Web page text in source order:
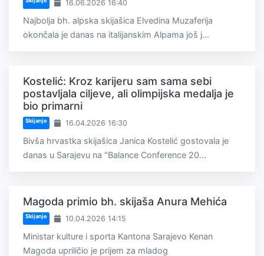
16.06.2026 16:40
Najbolja bh. alpska skijašica Elvedina Muzaferija
okončala je danas na italijanskim Alpama još j...
Kostelić: Kroz karijeru sam sama sebi
postavljala ciljeve, ali olimpijska medalja je
bio primarni
Skijanje 16.04.2026 16:30
Bivša hrvastka skijašica Janica Kostelić gostovala je
danas u Sarajevu na "Balance Conference 20...
Magoda primio bh. skijaša Anura Mehića
Skijanje 10.04.2026 14:15
Ministar kulture i sporta Kantona Sarajevo Kenan
Magoda upriličio je prijem za mladog